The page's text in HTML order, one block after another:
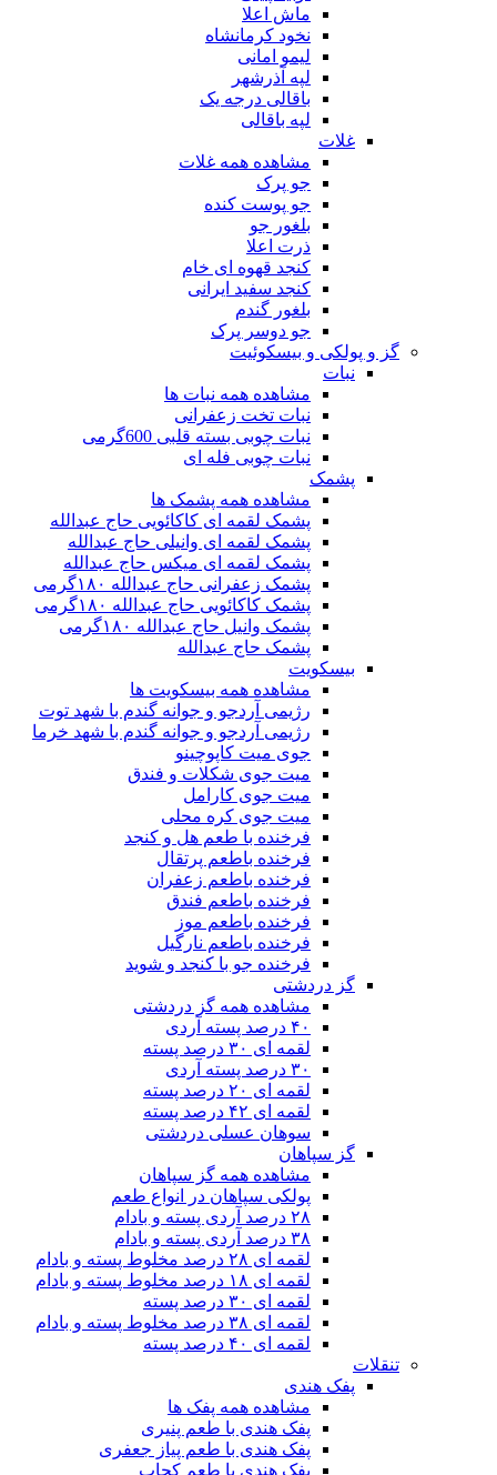
ماش اعلا
نخود کرمانشاه
لیمو امانی
لپه آذرشهر
باقالی درجه یک
لپه باقالی
غلات
مشاهده همه غلات
جو پرک
جو پوست کنده
بلغور جو
ذرت اعلا
کنجد قهوه ای خام
کنجد سفید ایرانی
بلغور گندم
جو دوسر پرک
گز و پولکی و بیسکوئیت
نبات
مشاهده همه نبات ها
نبات تخت زعفرانی
نبات چوبی بسته قلبی 600گرمی
نبات چوبی فله ای
پشمک
مشاهده همه پشمک ها
پشمک لقمه ای کاکائویی حاج عبدالله
پشمک لقمه ای وانیلی حاج عبدالله
پشمک لقمه ای میکس حاج عبدالله
پشمک زعفرانی حاج عبدالله ۱۸۰گرمی
پشمک کاکائویی حاج عبدالله ۱۸۰گرمی
پشمک وانیل حاج عبدالله ۱۸۰گرمی
پشمک حاج عبدالله
بیسکویت
مشاهده همه بیسکویت ها
رژیمی آردجو و جوانه گندم با شهد توت
رژیمی آردجو و جوانه گندم با شهد خرما
جوی میت کاپوچینو
میت جوی شکلات و فندق
میت جوی کارامل
میت جوی کره محلی
فرخنده با طعم هل و کنجد
فرخنده باطعم پرتقال
فرخنده باطعم زعفران
فرخنده باطعم فندق
فرخنده باطعم موز
فرخنده باطعم نارگیل
فرخنده جو با کنجد و شوید
گز دردشتی
مشاهده همه گز دردشتی
۴۰ درصد پسته آردی
لقمه ای ۳۰ درصد پسته
۳۰ درصد پسته آردی
لقمه ای ۲۰ درصد پسته
لقمه ای ۴۲ درصد پسته
سوهان عسلی دردشتی
گز سپاهان
مشاهده همه گز سپاهان
پولکی سپاهان در انواع طعم
۲۸ درصد آردی پسته و بادام
۳۸ درصد آردی پسته و بادام
لقمه ای ۲۸ درصد مخلوط پسته و بادام
لقمه ای ۱۸ درصد مخلوط پسته و بادام
لقمه ای ۳۰ درصد پسته
لقمه ای ۳۸ درصد مخلوط پسته و بادام
لقمه ای ۴۰ درصد پسته
تنقلات
پفک هندی
مشاهده همه پفک ها
پفک هندی با طعم پنیری
پفک هندی با طعم پیاز جعفری
پفک هندی با طعم کچاپ